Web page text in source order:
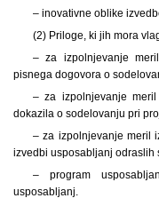
– inovativne oblike
(2) Priloge, ki jih mora
– za izpolnjevanje
pisnega dogovora o
– za izpolnjevanje
dokazila o sodelovanju pri
– za izpolnjevanje meril
izvedbi usposabljanj odraslih
– program
usposabljanj.